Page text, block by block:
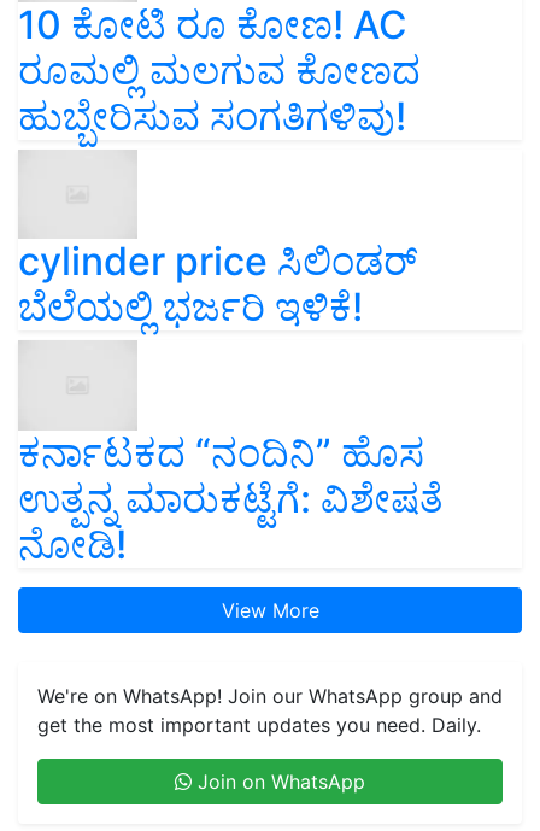
10 ಕೋಟಿ ರೂ ಕೋಣ! AC
ರೂಮಲ್ಲಿ ಮಲಗುವ ಕೋಣದ
ಹುಬ್ಬೇರಿಸುವ ಸಂಗತಿಗಳಿವು!
cylinder price ಸಿಲಿಂಡರ್‌
ಬೆಲೆಯಲ್ಲಿ ಭರ್ಜರಿ ಇಳಿಕೆ!
ಕರ್ನಾಟಕದ “ನಂದಿನಿ” ಹೊಸ
ಉತ್ಪನ್ನ ಮಾರುಕಟ್ಟೆಗೆ: ವಿಶೇಷತೆ
ನೋಡಿ!
View More
We're on WhatsApp! Join our WhatsApp group and
get the most important updates you need. Daily.
Join on WhatsApp